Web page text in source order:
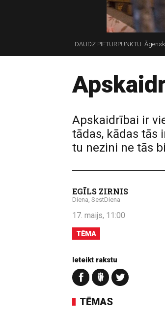
DAUDZ PIETURPUNKTU.
Apskaidrībai ir
tādas, kādas tās
tu nezini ne tās
EGĪLS ZIRNIS
Diena, SestDiena
17. maijs, 11:00
TĒMA
Ieteikt rakstu
TĒMAS